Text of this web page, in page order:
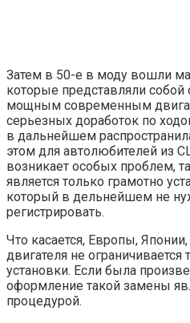
Затем в 50-е в моду вошли
которые представляли
мощным современным
серьезных доработок по
в дальнейшем
этом для автолюбителей из
возникает особых проблем,
является только грамотно
который в дельнейшем не
регистрировать.
Что касается, Европы,
двигателя не
установки. Если была
оформление такой замены
процедурой.